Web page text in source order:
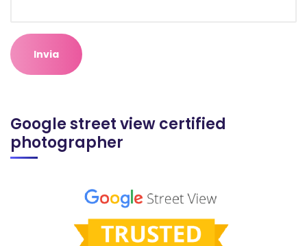
Google street view certified
photographer